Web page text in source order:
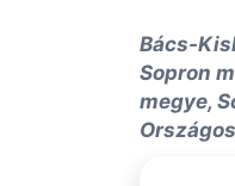
Bács-
Sopron
megye,
Országos